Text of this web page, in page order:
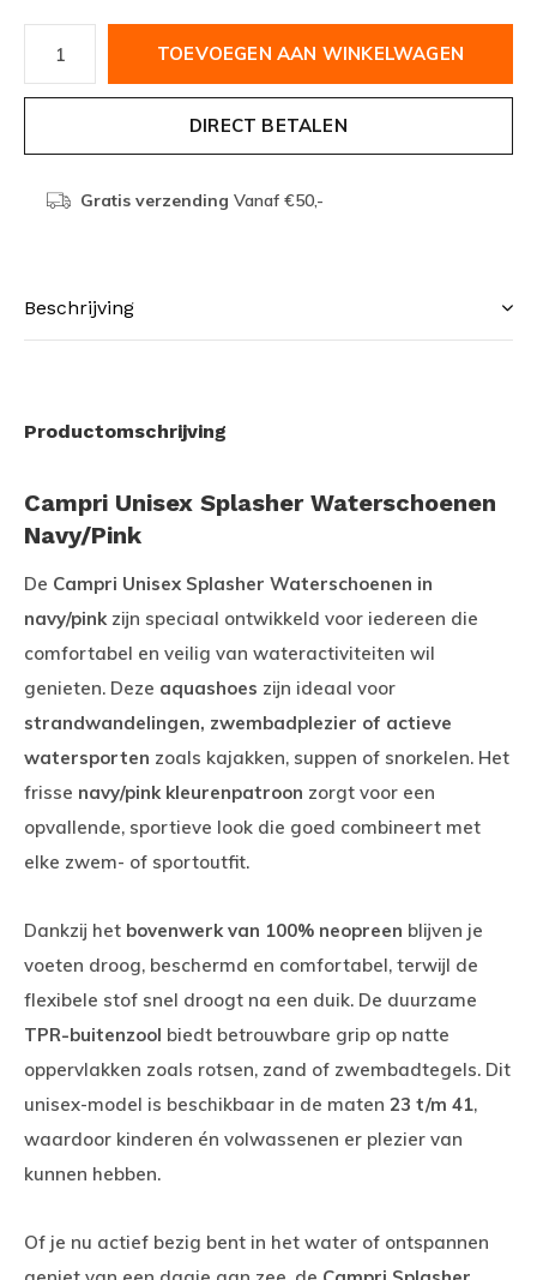
TOEVOEGEN AAN WINKELWAGEN
DIRECT BETALEN
Gratis verzending Vanaf €50,-
Beschrijving
Productomschrijving
Campri Unisex Splasher Waterschoenen
Navy/Pink
De Campri Unisex Splasher Waterschoenen in
navy/pinkzijn speciaal ontwikkeld voor iedereen die
comfortabel en veilig van wateractiviteiten wil
genieten. Deze aquashoes zijn ideaal voor
strandwandelingen, zwembadplezier of actieve
watersporten zoals kajakken, suppen of snorkelen. Het
frisse navy/pink kleurenpatroon zorgt voor een
opvallende, sportieve look die goed combineert met
elke zwem- of sportoutfit.
Dankzij het bovenwerk van 100% neopreen blijven je
voeten droog, beschermd en comfortabel, terwijl de
flexibele stof snel droogt na een duik. De duurzame
TPR-buitenzool biedt betrouwbare grip op natte
oppervlakken zoals rotsen, zand of zwembadtegels. Dit
unisex-model is beschikbaar in de maten 23 t/m 41,
waardoor kinderen én volwassenen er plezier van
kunnen hebben.
Of je nu actief bezig bent in het water of ontspannen